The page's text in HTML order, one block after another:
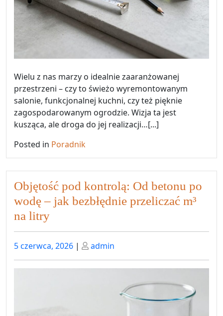
Wielu z nas marzy o idealnie zaaranżowanej
przestrzeni – czy to świeżo wyremontowanym
salonie, funkcjonalnej kuchni, czy też pięknie
zagospodarowanym ogrodzie. Wizja ta jest
kusząca, ale droga do jej realizacji…[...]
Posted in Poradnik
Objętość pod kontrolą: Od betonu po
wodę – jak bezbłędnie przeliczać m³
na litry
Posted
on
5 czerwca, 2026 | Posted
on
admin